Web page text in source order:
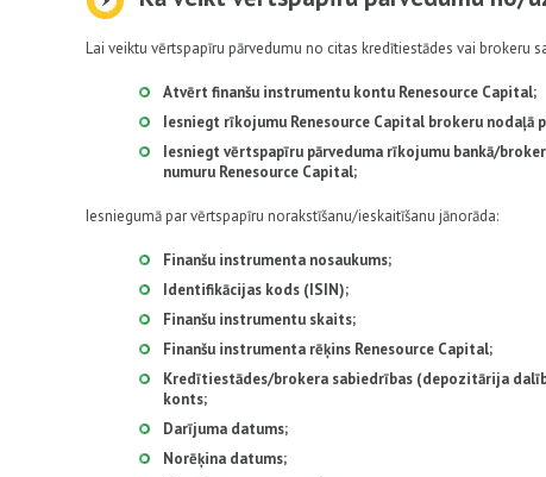
Lai veiktu vērtspapīru pārvedumu no citas kredītiestādes vai brokeru
Atvērt finanšu instrumentu kontu Renesource Capital;
Iesniegt rīkojumu Renesource Capital brokeru
Iesniegt vērtspapīru pārveduma rīkojumu bankā/
numuru Renesource Capital;
Iesniegumā par vērtspapīru norakstīšanu/ieskaitīšanu jānorāda:
Finanšu instrumenta nosaukums;
Identifikācijas kods (ISIN);
Finanšu instrumentu skaits;
Finanšu instrumenta rēķins Renesource Capital;
Kredītiestādes/brokera sabiedrības (depozitārija
konts;
Darījuma datums;
Norēķina datums;